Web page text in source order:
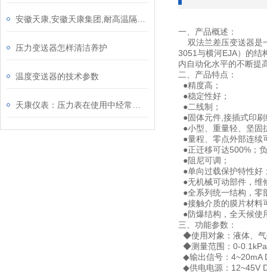
压力变送器怎样清洁养护
温度变送器的技术参数
一、产品概述：
双法兰差压变送器是
3051与横河EJA）的结
内自动化水平的不断提
二、产品特点：
●精度高；
●稳定性好；
●二线制；
●固体元件,接插式印
●小型、重量轻、坚固
●量程、零点外部连续
●正迁移可达500%；
●阻尼可调；
●单向过载保护特性好
●无机械可动部件，维
●全系列统一结构，零
●接触介质的膜片材料
●防爆结构，全天候使
三、功能参数：
◆使用对象：液体、
◆测量范围：0-
◆输出信号：4~20mA
◆供电电源：12~45V